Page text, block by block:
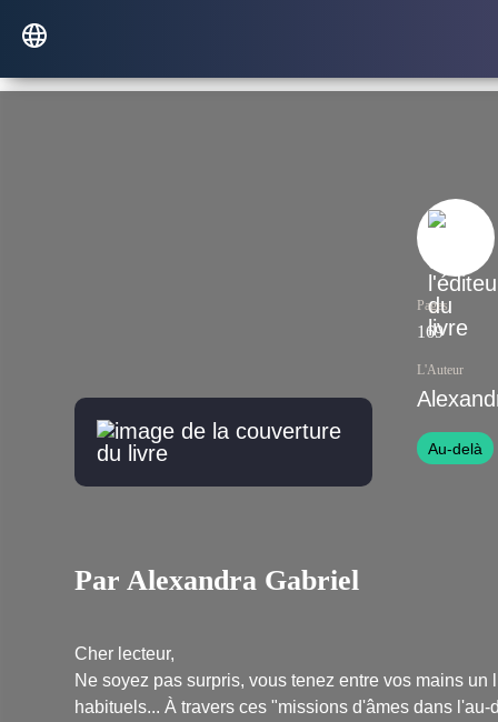
Pages
169
L'Auteur
Au-delà
Par Alexandra Gabriel
Cher lecteur,
Ne soyez pas surpris, vous tenez entre vos mains
habituels... À travers ces "missions d'âmes dans